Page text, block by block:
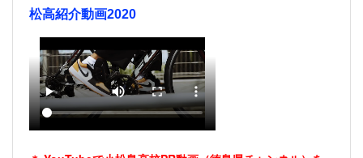
松高紹介動画2020